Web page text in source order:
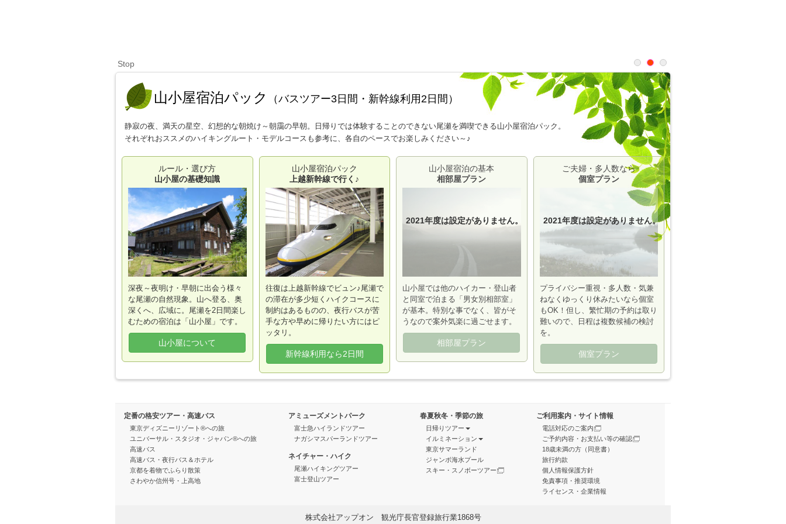
Stop
山小屋宿泊パック （バスツアー3日間・新幹線利用2日間）
静寂の夜、満天の星空、幻想的な朝焼け～朝靄の早朝。日帰りでは体験することのできない尾瀬を満喫できる山小屋宿泊パック。
それぞれおススメのハイキングルート・モデルコースも参考に、各自のペースでお楽しみください～♪
ルール・選び方
山小屋の基礎知識
深夜～夜明け・早朝に出会う様々
な尾瀬の自然現象。山へ登る、奥
深くへ、広域に。尾瀬を2日間楽し
むための宿泊は「山小屋」です。
山小屋について
山小屋宿泊パック
上越新幹線で行く♪
往復は上越新幹線でビュン♪尾瀬で
の滞在が多少短くハイクコースに
制約はあるものの、夜行バスが苦
手な方や早めに帰りたい方にはピ
ッタリ。
新幹線利用なら2日間
山小屋宿泊の基本
相部屋プラン
山小屋では他のハイカー・登山者
と同室で泊まる「男女別相部室」
が基本。特別な事でなく、皆がそ
うなので案外気楽に過ごせます。
相部屋プラン
2021年度は設定がありません。
ご夫婦・多人数なら
個室プラン
プライバシー重視・多人数・気兼
ねなくゆっくり休みたいなら個室
もOK！但し、繁忙期の予約は取り
難いので、日程は複数候補の検討
を。
個室プラン
2021年度は設定がありません。
ご利用案内・サイト情報
電話対応のご案内
ご予約内容・お支払い等の確認
18歳未満の方（同意書）
旅行約款
個人情報保護方針
免責事項・推奨環境
ライセンス・企業情報
定番の格安ツアー・高速バス
東京ディズニーリゾート®への旅
ユニバーサル・スタジオ・ジャパン®への旅
高速バス
高速バス・夜行バス＆ホテル
京都を着物でふらり散策
さわやか信州号・上高地
アミューズメントパーク
富士急ハイランドツアー
ナガシマスパーランドツアー
ネイチャー・ハイク
尾瀬ハイキングツアー
富士登山ツアー
春夏秋冬・季節の旅
日帰りツアー
イルミネーション
東京サマーランド
ジャンボ海水プール
スキー・スノボーツアー
株式会社アップオン 観光庁長官登録旅行業1868号